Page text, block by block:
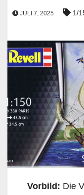
JULI 7, 2025 1/
Vorbild: Die